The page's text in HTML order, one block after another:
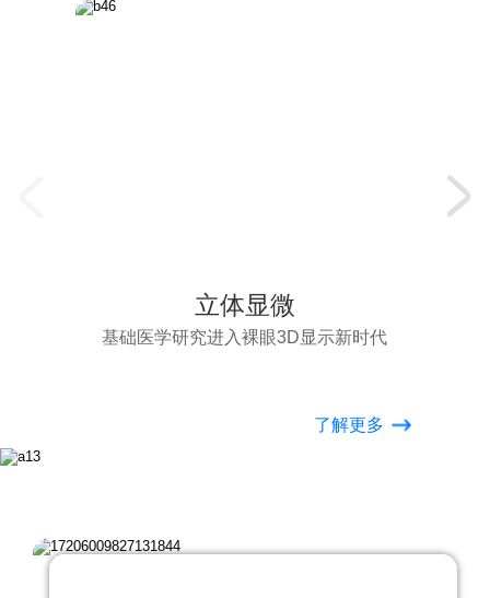
立体显微
基础医学研究进入裸眼3D显示新时代
了解更多